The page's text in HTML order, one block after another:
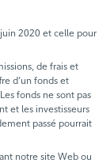
2020 et celle pour
de frais et
d’un fonds et
fonds ne sont pas
et les investisseurs
passé pourrait
notre site Web ou